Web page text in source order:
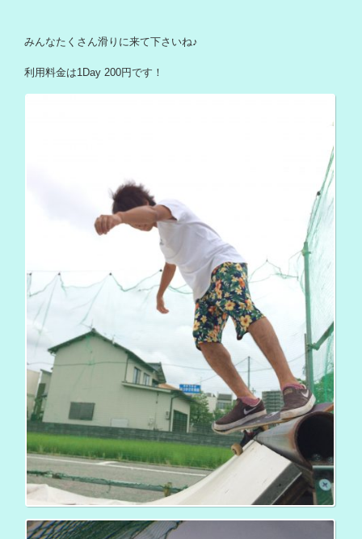
みんなたくさん滑りに来て下さいね♪
利用料金は1Day 200円です！